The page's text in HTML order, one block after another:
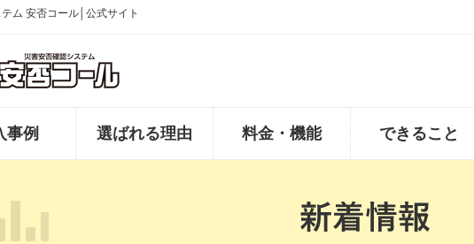
ム 安否コール│公式サイト
事例 選ばれる理由 料金・機能 できること